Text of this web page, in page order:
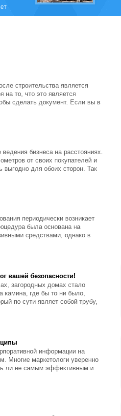
строительства является
на то, что это является
сделать документ. Если вы в
бизнеса на расстояниях.
от своих покупателей и
выгодно для обоих сторон. Так
периодически возникает
была основана на
средствами, однако в
вашей безопасности!
загородных домах стало
камина, где бы то ни было,
по сути являет собой трубу,
информации на
Многие маркетологи уверенно
ли не самым эффективным и